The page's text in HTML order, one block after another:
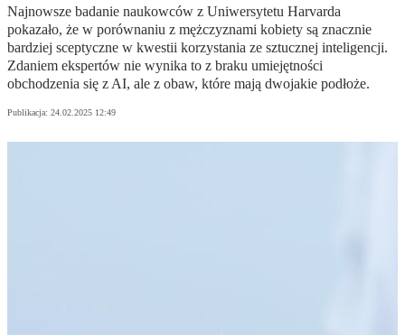
Najnowsze badanie naukowców z Uniwersytetu Harvarda
pokazało, że w porównaniu z mężczyznami kobiety są znacznie
bardziej sceptyczne w kwestii korzystania ze sztucznej inteligencji.
Zdaniem ekspertów nie wynika to z braku umiejętności
obchodzenia się z AI, ale z obaw, które mają dwojakie podłoże.
Publikacja: 24.02.2025 12:49